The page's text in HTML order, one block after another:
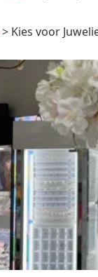
> Kies voor